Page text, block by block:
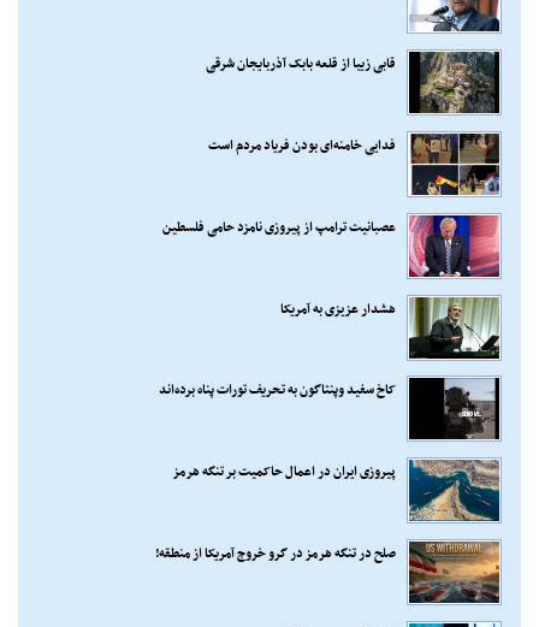
قابی زیبا از قلعه بابک آذربایجان شرقی
فدایی خامنه‌ای بودن فریاد مردم است
عصبانیت ترامپ از پیروزی نامزد حامی فلسطین
هشدار عزیزی به آمریکا
کاخ سفید وپنتاگون به تحریف تورات پناه برده‌اند
پیروزی ایران در اعمال حاکمیت بر تنگه هرمز
صلح در تنگه هرمز در گرو خروج آمریکا از منطقه!